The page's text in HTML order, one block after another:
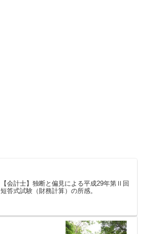
【会計士】独断と偏見による平成29年第Ⅱ回
短答式試験（財務計算）の所感。